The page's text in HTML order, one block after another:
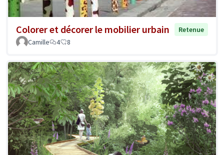
Colorer et décorer le mobilier urbain
Retenue
Camille
4 8